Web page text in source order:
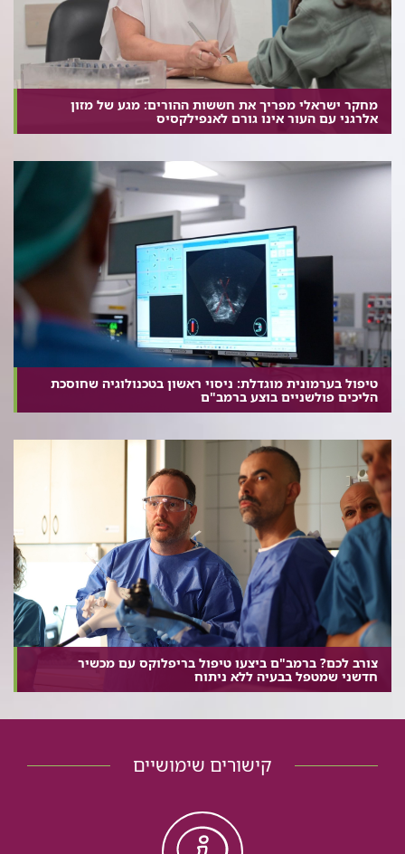
מחקר ישראלי מפריך את חששות ההורים: מגע של מזון
אלרגני עם העור אינו גורם לאנפילקסיס
טיפול בערמונית מוגדלת: ניסוי ראשון בטכנולוגיה שחוסכת
הליכים פולשניים בוצע ברמב"ם
צורב לכם? ברמב"ם ביצעו טיפול בריפלוקס עם מכשיר
חדשני שמטפל בבעיה ללא ניתוח
קישורים שימושיים